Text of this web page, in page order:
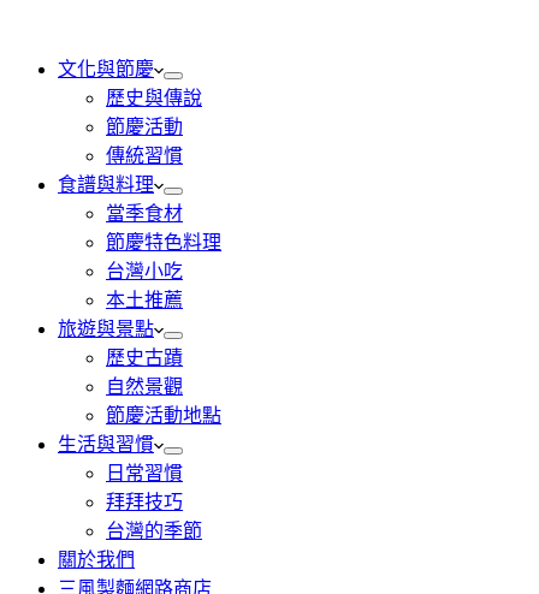
文化與節慶
歷史與傳說
節慶活動
傳統習慣
食譜與料理
當季食材
節慶特色料理
台灣小吃
本土推薦
旅遊與景點
歷史古蹟
自然景觀
節慶活動地點
生活與習慣
日常習慣
拜拜技巧
台灣的季節
關於我們
三風製麵網路商店